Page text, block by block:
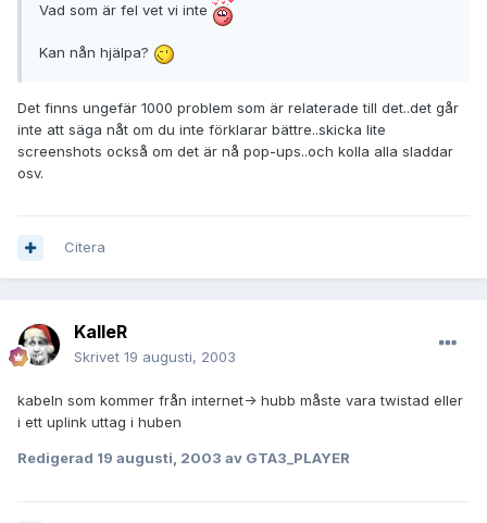
Vad som är fel vet vi inte
Kan nån hjälpa?
Det finns ungefär 1000 problem som är relaterade till det..det går
inte att säga nåt om du inte förklarar bättre..skicka lite
screenshots också om det är nå pop-ups..och kolla alla sladdar
osv.
Citera
KalleR
Skrivet 19 augusti, 2003
kabeln som kommer från internet-> hubb måste vara twistad eller
i ett uplink uttag i huben
Redigerad 19 augusti, 2003 av GTA3_PLAYER